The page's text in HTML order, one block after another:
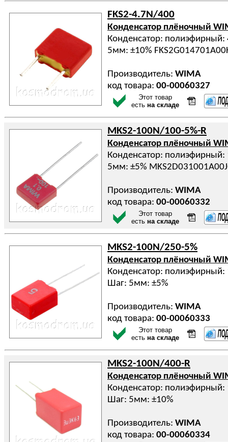
FKS2-4.7N/400
Конденсатор плёночный
Конденсатор:
5мм: ±10%
Производитель: WIMA
код товара: 00-00060327
Этот товар
есть на складе
MKS2-100N/100-5%-R
Конденсатор плёночный
Конденсатор:
5мм: ±5%
Производитель: WIMA
код товара: 00-00060332
Этот товар
есть на складе
MKS2-100N/250-5%
Конденсатор плёночный
Конденсатор: полиэфирный:
Шаг: 5мм: ±5%
Производитель: WIMA
код товара: 00-00060333
Этот товар
есть на складе
MKS2-100N/400-R
Конденсатор плёночный
Конденсатор: полиэфирный:
Шаг: 5мм: ±10%
Производитель: WIMA
код товара: 00-00060334